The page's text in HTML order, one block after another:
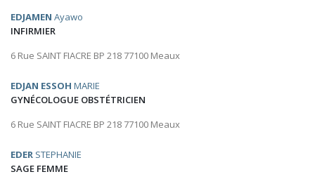
EDJAMEN Ayawo
INFIRMIER
6 Rue SAINT FIACRE BP 218 77100 Meaux
EDJAN ESSOH MARIE
GYNÉCOLOGUE OBSTÉTRICIEN
6 Rue SAINT FIACRE BP 218 77100 Meaux
EDER STEPHANIE
SAGE FEMME